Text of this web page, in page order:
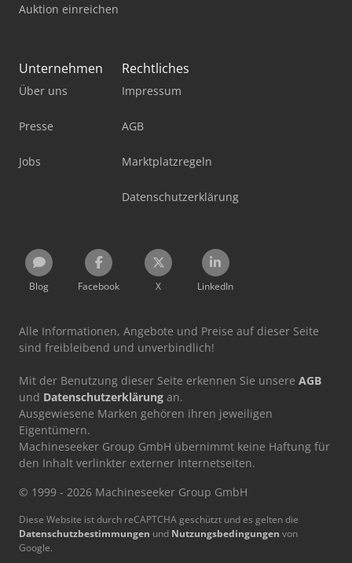
Auktion einreichen
Unternehmen
Über uns
Presse
Jobs
Rechtliches
Impressum
AGB
Marktplatzregeln
Datenschutzerklärung
Blog Facebook X LinkedIn
Alle Informationen, Angebote und Preise auf dieser Seite
sind freibleibend und unverbindlich!
Mit der Benutzung dieser Seite erkennen Sie unsere AGB
und Datenschutzerklärung an.
Ausgewiesene Marken gehören ihren jeweiligen
Eigentümern.
Machineseeker Group GmbH übernimmt keine Haftung für
den Inhalt verlinkter externer Internetseiten.
© 1999 - 2026 Machineseeker Group GmbH
Diese Website ist durch reCAPTCHA geschützt und es gelten die
Datenschutzbestimmungen und Nutzungsbedingungen von
Google.